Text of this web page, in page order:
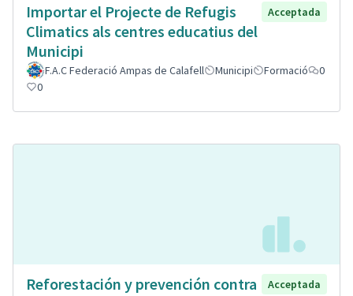
Importar el Projecte de Refugis
Climatics als centres educatius del
Municipi
Acceptada
F.A.C Federació Ampas de Calafell Municipi Formació
0
0
Reforestación y prevención contra
Acceptada